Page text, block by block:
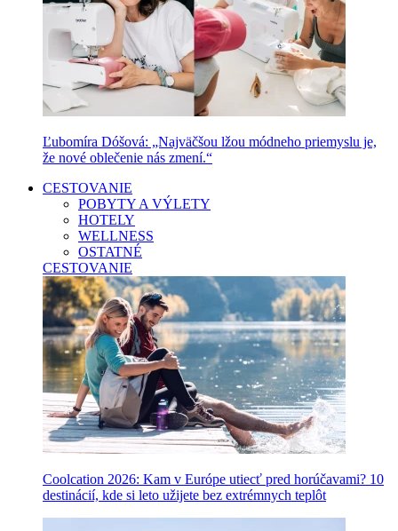
Ľubomíra Dóšová: „Najväčšou lžou módneho priemyslu je,
že nové oblečenie nás zmení.“
CESTOVANIE
POBYTY A VÝLETY
HOTELY
WELLNESS
OSTATNÉ
CESTOVANIE
Coolcation 2026: Kam v Európe utiecť pred horúčavami? 10
destinácií, kde si leto užijete bez extrémnych teplôt